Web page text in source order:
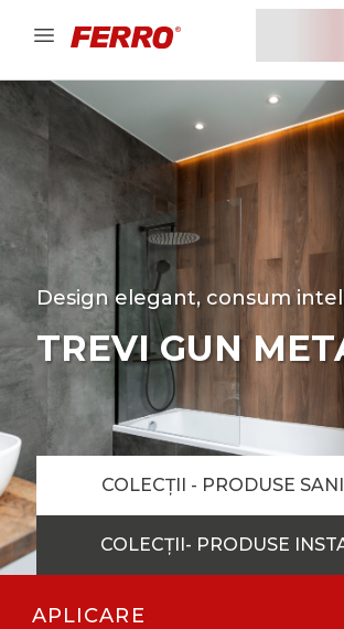
Design elegant, consum
TREVI GUN
COLECȚII - PRODUSE
COLECȚII- PRODUSE
APLICARE